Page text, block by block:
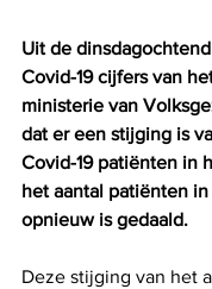
Uit de
Covid-19 cijfers van
ministerie van
dat er een stijging is
Covid-19 patiënten in
het aantal patiënten
opnieuw is gedaald.
Deze stijging van het